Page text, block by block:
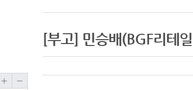
[부고] 민승배(BGF리테